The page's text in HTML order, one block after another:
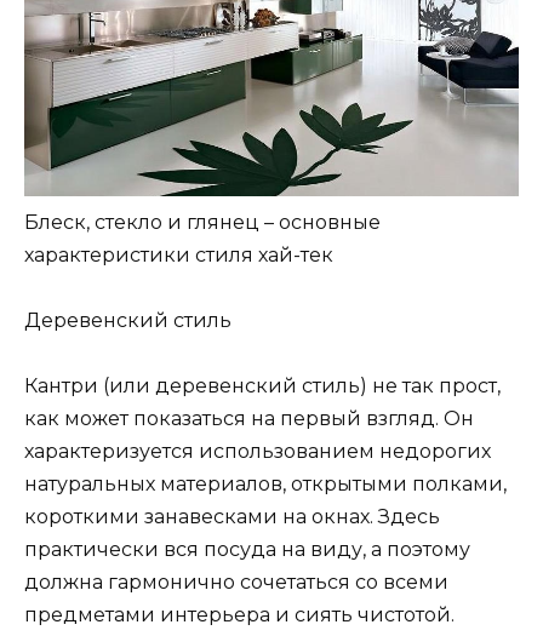
Блеск, стекло и глянец – основные
характеристики стиля хай-тек
Деревенский стиль
Кантри (или деревенский стиль) не так прост,
как может показаться на первый взгляд. Он
характеризуется использованием недорогих
натуральных материалов, открытыми полками,
короткими занавесками на окнах. Здесь
практически вся посуда на виду, а поэтому
должна гармонично сочетаться со всеми
предметами интерьера и сиять чистотой.